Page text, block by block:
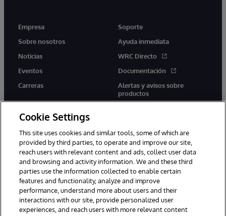
Empresa
Sobre nosotros
Noticias
Eventos
Carreras
Soporte
Ayuda inmediata
WRC Directo
Documentación
Alertas y avisos sobre
productos
twitter youtubefacebooklinkedin
1996-2026 InterSystems Corporation, Boston, MA. Todos los
derechos reservados.
Cookie Settings
This site uses cookies and similar tools, some of which are
provided by third parties, to operate and improve our site,
reach users with relevant content and ads, collect user data
and browsing and activity information. We and these third
parties use the information collected to enable certain
features and functionality, analyze and improve
performance, understand more about users and their
interactions with our site, provide personalized user
experiences, and reach users with more relevant content